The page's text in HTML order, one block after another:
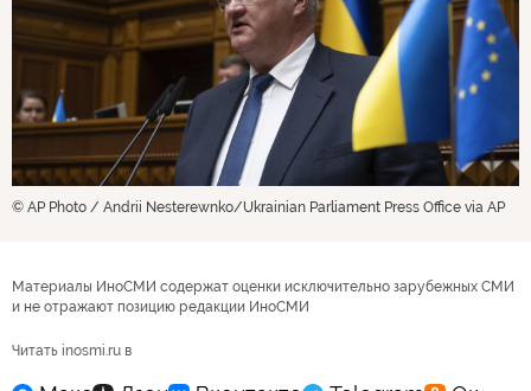
© AP Photo / Andrii Nesterewnko/Ukrainian Parliament Press Office via AP
Материалы ИноСМИ содержат оценки исключительно зарубежных СМИ
и не отражают позицию редакции ИноСМИ
Читать inosmi.ru в